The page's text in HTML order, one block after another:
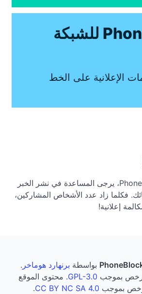
PhoneBlock للشبكة
الإعلانية على الخط
إذا كنت تحب PhoneBlock، يرجى المساعدة في نشر الخبر
فكلما زاد عدد الأشخاص المشاركين،
إعلانية!
برنهارد هوماخر .
بموجب GPL-3.0. محتوى الموقع
بموجب CC BY NC SA 4.0
.